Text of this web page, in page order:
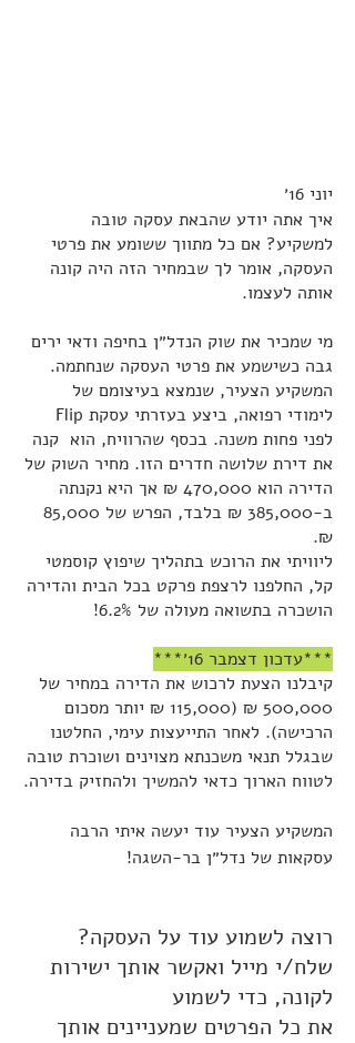
יוני 16׳
איך אתה יודע שהבאת עסקה טובה
למשקיע? אם כל מתווך ששומע את פרטי
העסקה, אומר לך שבמחיר הזה היה קונה
אותה לעצמו.
מי שמכיר את שוק הנדל״ן בחיפה ודאי ירים
גבה כשישמע את פרטי העסקה שנחתמה.
המשקיע הצעיר, שנמצא בעיצומם של
לימודי רפואה, ביצע בעזרתי עסקת Flip
לפני פחות משנה. בכסף שהרוויח, הוא קנה
את דירת שלושה חדרים הזו. מחיר השוק של
הדירה הוא 470,000 ₪ אך היא נקנתה
ב-385,000 ₪ בלבד, הפרש של 85,000
₪.
ליוויתי את הרוכש בתהליך שיפוץ קוסמטי
קל, החלפנו לרצפת פרקט בכל הבית והדירה
הושכרה בתשואה מעולה של 6.2%!
***עדכון דצמבר 16׳***
קיבלנו הצעת לרכוש את הדירה במחיר של
500,000 ₪ (115,000 ₪ יותר מסכום
הרכישה). לאחר התייעצות עימי, החלטנו
שבגלל תנאי משכנתא מצוינים ושוכרת טובה
לטווח הארוך כדאי להמשיך ולהחזיק בדירה.
המשקיע הצעיר עוד יעשה איתי הרבה
עסקאות של נדל״ן בר-השגה!
רוצה לשמוע עוד על העסקה?
שלח/י מייל ואקשר אותך ישירות
לקונה, כדי לשמוע
את כל הפרטים שמעניינים אותך